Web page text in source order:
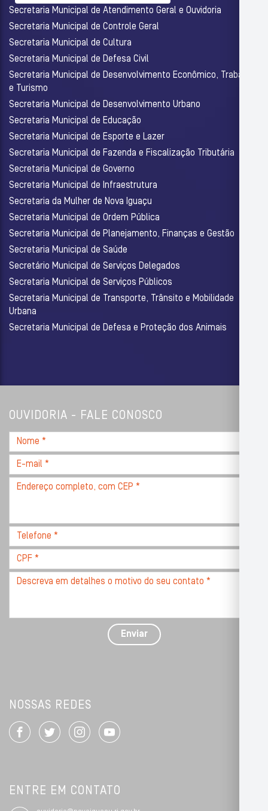
Secretaria Municipal de Atendimento Geral e Ouvidoria
Secretaria Municipal de Controle Geral
Secretaria Municipal de Cultura
Secretaria Municipal de Defesa Civil
Secretaria Municipal de Desenvolvimento Econômico, Trabalho
e Turismo
Secretaria Municipal de Desenvolvimento Urbano
Secretaria Municipal de Educação
Secretaria Municipal de Esporte e Lazer
Secretaria Municipal de Fazenda e Fiscalização Tributária
Secretaria Municipal de Governo
Secretaria Municipal de Infraestrutura
Secretaria da Mulher de Nova Iguaçu
Secretaria Municipal de Ordem Pública
Secretaria Municipal de Planejamento, Finanças e Gestão
Secretaria Municipal de Saúde
Secretário Municipal de Serviços Delegados
Secretaria Municipal de Serviços Públicos
Secretaria Municipal de Transporte, Trânsito e Mobilidade
Urbana
Secretaria Municipal de Defesa e Proteção dos Animais
OUVIDORIA - FALE CONOSCO
Nome
*
E-
mail
Endereço
CEP
Telefone
*
CPF
*
Descreva
com
Enviar
NOSSAS REDES
ENTRE EM CONTATO